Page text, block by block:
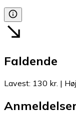
Faldende
Lavest: 130 kr. |